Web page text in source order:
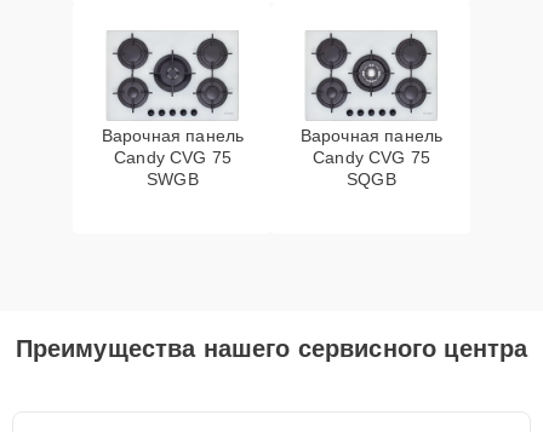
Варочная панель
Candy CVG 75
SWGB
Варочная панель
Candy CVG 75
SQGB
Преимущества нашего сервисного центра